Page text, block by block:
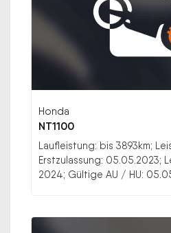
Honda
NT1100
Laufleistung: bis 3893km;
Erstzulassung: 05.05.2023;
2024; Gültige AU / HU: